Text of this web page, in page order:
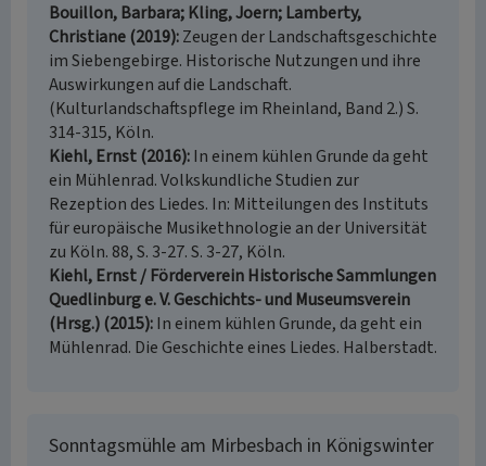
Bouillon, Barbara; Kling, Joern; Lamberty,
Christiane (2019) Zeugen der Landschaftsgeschichte
im Siebengebirge. Historische Nutzungen und ihre
Auswirkungen auf die Landschaft.
(Kulturlandschaftspflege im Rheinland, Band 2.) S.
314-315, Köln.
Kiehl, Ernst (2016) In einem kühlen Grunde da geht
ein Mühlenrad. Volkskundliche Studien zur
Rezeption des Liedes. In: Mitteilungen des Instituts
für europäische Musikethnologie an der Universität
zu Köln. 88, S. 3-27. S. 3-27, Köln.
Kiehl, Ernst / Förderverein Historische Sammlungen
Quedlinburg e. V. Geschichts- und Museumsverein
(Hrsg.) (2015) In einem kühlen Grunde, da geht ein
Mühlenrad. Die Geschichte eines Liedes. Halberstadt.
Sonntagsmühle am Mirbesbach in Königswinter